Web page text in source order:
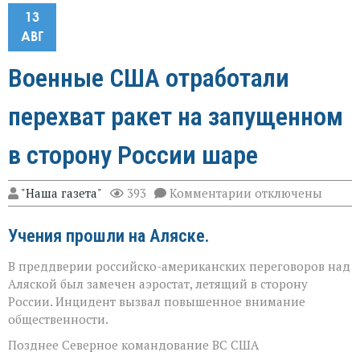
13
АВГ
Военные США отработали
перехват ракет на запущенном
в сторону России шаре
"Наша газета" 393 Комментарии к
записи
ракет
на
запущенном
России
отключены
Учения прошли на Аляске.
В преддверии российско-американских переговоров над
Аляской был замечен аэростат, летящий в сторону
России. Инцидент вызвал повышенное внимание
общественности.
Позднее Северное командование ВС США